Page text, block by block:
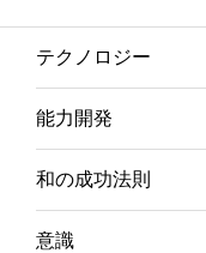
テクノロジー
能力開発
和の成功法則
意識